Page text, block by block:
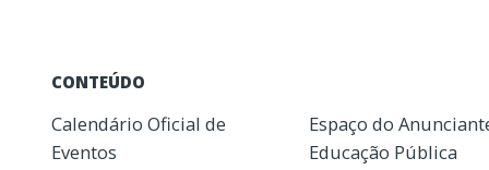
CONTEÚDO
Calendário Oficial de
Eventos
Espaço do
Educação Pública